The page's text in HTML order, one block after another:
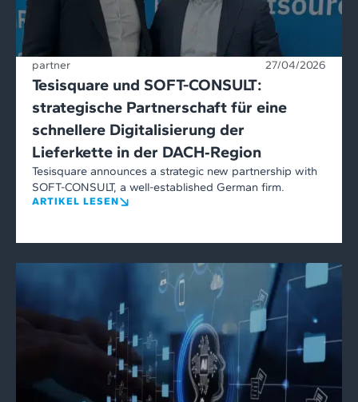
partner 27/04/2026
Tesisquare und SOFT-CONSULT:
strategische Partnerschaft für eine
schnellere Digitalisierung der
Lieferkette in der DACH‑Region
Tesisquare announces a strategic new partnership with
SOFT-CONSULT, a well-established German firm.
ARTIKEL LESEN